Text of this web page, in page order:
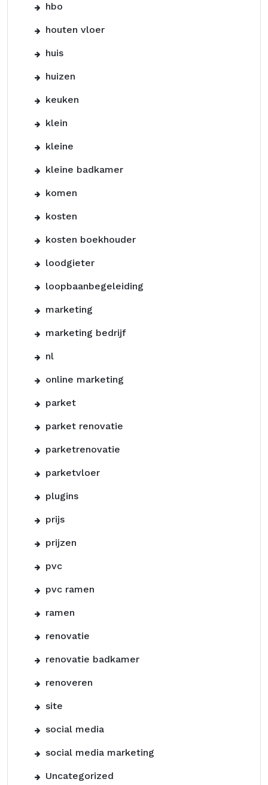
hbo
houten vloer
huis
huizen
keuken
klein
kleine
kleine badkamer
komen
kosten
kosten boekhouder
loodgieter
loopbaanbegeleiding
marketing
marketing bedrijf
nl
online marketing
parket
parket renovatie
parketrenovatie
parketvloer
plugins
prijs
prijzen
pvc
pvc ramen
ramen
renovatie
renovatie badkamer
renoveren
site
social media
social media marketing
Uncategorized